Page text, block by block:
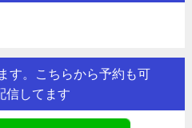
す。こちらから予約も可
信してます